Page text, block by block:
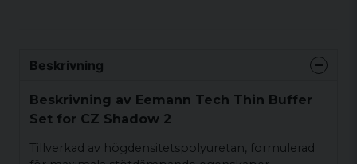
Beskrivning
Beskrivning av Eemann Tech Thin Buffer
Set for CZ Shadow 2
Tillverkad av högdensitetspolyuretan, formulerad